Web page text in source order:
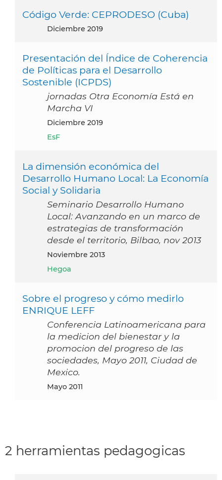
Código Verde: CEPRODESO (Cuba)
diciembre 2019
Presentación del Índice de Coherencia
de Políticas para el Desarrollo
Sostenible (ICPDS)
jornadas Otra Economía Está en
Marcha VI
diciembre 2019
EsF
La dimensión económica del
Desarrollo Humano Local: La Economía
Social y Solidaria
Seminario Desarrollo Humano
Local: Avanzando en un marco de
estrategias de transformación
desde el territorio, Bilbao, nov 2013
noviembre 2013
Hegoa
Sobre el progreso y cómo medirlo
ENRIQUE LEFF
Conferencia Latinoamericana para
la medicion del bienestar y la
promocion del progreso de las
sociedades, Mayo 2011, Ciudad de
Mexico.
mayo 2011
2 herramientas pedagogicas